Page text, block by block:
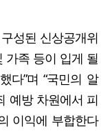
성된 신상공개위
가족 등이 입게 될
다”며 “국민의 알
예방 차원에서 피
이익에 부합한다